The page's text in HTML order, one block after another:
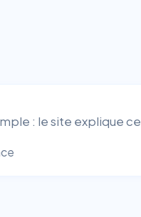
: le site explique